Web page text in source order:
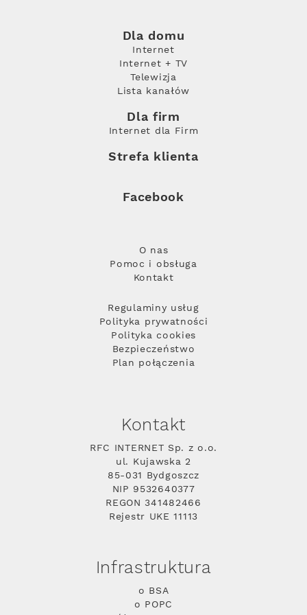
Dla domu
Internet
Internet + TV
Telewizja
Lista kanałów
Dla firm
Internet dla Firm
Strefa klienta
Facebook
O nas
Pomoc i obsługa
Kontakt
Regulaminy usług
Polityka prywatności
Polityka cookies
Bezpieczeństwo
Plan połączenia
Kontakt
RFC INTERNET Sp. z o.o.
ul. Kujawska 2
85-031 Bydgoszcz
NIP 9532640377
REGON 341482466
Rejestr UKE 11113
Infrastruktura
o BSA
o POPC